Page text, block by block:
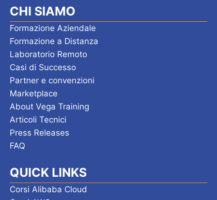
CHI SIAMO
Formazione Aziendale
Formazione a Distanza
Laboratorio Remoto
Casi di Successo
Partner e convenzioni
Marketplace
About Vega Training
Articoli Tecnici
Press Releases
FAQ
QUICK LINKS
Corsi Alibaba Cloud